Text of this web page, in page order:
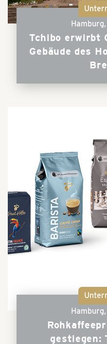
Hamburg,
Tchibo erwirbt
Gebäude des
Hamburg,
gestiegen: